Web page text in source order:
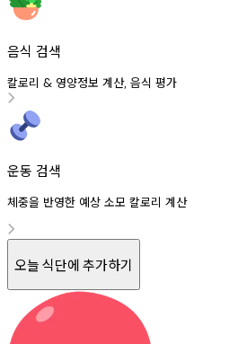
음식 검색
칼로리 & 영양정보 계산, 음식 평가
운동 검색
체중을 반영한 예상 소모 칼로리 계산
오늘 식단에 추가하기